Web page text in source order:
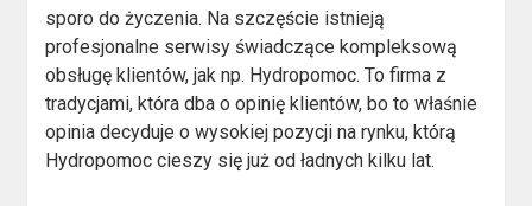
sporo do życzenia. Na szczęście istnieją
profesjonalne serwisy świadczące kompleksową
obsługę klientów, jak np. Hydropomoc. To firma z
tradycjami, która dba o opinię klientów, bo to właśnie
opinia decyduje o wysokiej pozycji na rynku, którą
Hydropomoc cieszy się już od ładnych kilku lat.